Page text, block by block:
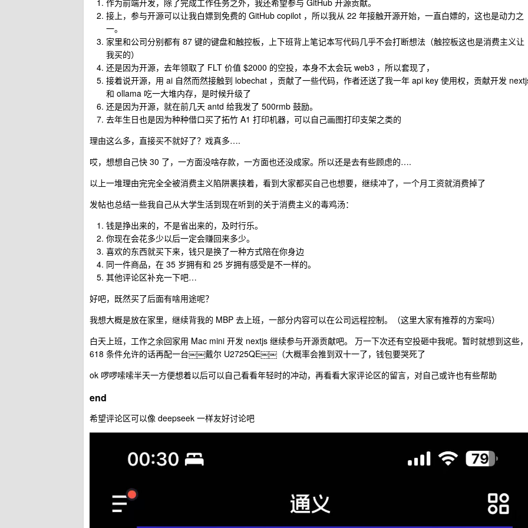
接上，参与开源可以让我白嫖到免费的 GitHub copilot ，所以我从 22 年接触开源开始，一直白嫖的，这也是动力之
一。
家里和公司分别都有 87 键的键盘和触控板，上下班背上笔记本写代码几乎不会打断想法（触控板这也是消费主义让
我买的）
还是因为开源，去年领取了 FLT 价值 $2000 的空投，本身不太会玩 web3 ，所以套现了，
接着说开源，用 ai 自然而然接触到 lobechat ，贡献了一些代码，作者还送了我一年 api key 使用权，贡献开发
和 ollama 吃一大堆内存，是时候升级了
还是因为开源，就在前几天 antd 给我发了 500rmb 鼓励。
去年生日也是因为种种借口买了拓竹 A1 打印机器，可以自己画图打印支架之类的
理由这么多，直接买不就好了？戏真多….
哎，想想自己快 30 了，一方面没啥存款，一方面也还没成家。所以还是去有些顾虑的….
以上一堆理由完完全全被消费主义陷阱裹挟着，看到大家都买自己也想要，继续冲了，一个月工资就消费掉了
发帖也总结一些我自己从大学生活到现在听到的关于消费主义的毒鸡汤：
钱是挣出来的，不是省出来的，及时行乐。
你现在会花多少以后一定会赚回来多少。
喜欢的东西就买下来，钱只是换了一种方式陪在你身边
同一件商品，在 35 岁拥有和 25 岁拥有感受是不一样的。
其他评论区补充一下吧…
好吧，既然买了后面有啥用途呢？
我想大概是放在家里，继续背我的 MBP 去上班，一部分内容可以在公司远程控制。（这里大家有推荐的方案吗）
白天上班，工作之余回家用 Mac mini 开发 nextjs 继续参与开源贡献吧。 万一下次还有空投砸中我呢。暂时就想到这些，
618 条件允许的话再配一台￼￼戴尔 U2725QE￼￼（大概率会推到双十一了，钱包要哭死了
ok 啰啰嗦嗦半天一方便想着以后可以自己看看年轻时的冲动，再看看大家评论区的留言，对自己或许也有些帮助
end
希望评论区可以像 deepseek 一样友好讨论吧